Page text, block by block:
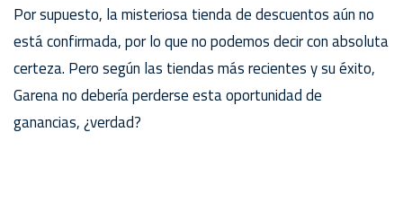
Por supuesto, la misteriosa tienda de descuentos aún no
está confirmada, por lo que no podemos decir con absoluta
certeza. Pero según las tiendas más recientes y su éxito,
Garena no debería perderse esta oportunidad de
ganancias, ¿verdad?